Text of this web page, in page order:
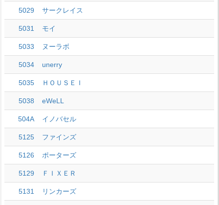
5029 サークレイス
5031 モイ
5033 ヌーラボ
5034 unerry
5035 ＨＯＵＳＥＩ
5038 eWeLL
504A イノバセル
5125 ファインズ
5126 ポーターズ
5129 ＦＩＸＥＲ
5131 リンカーズ